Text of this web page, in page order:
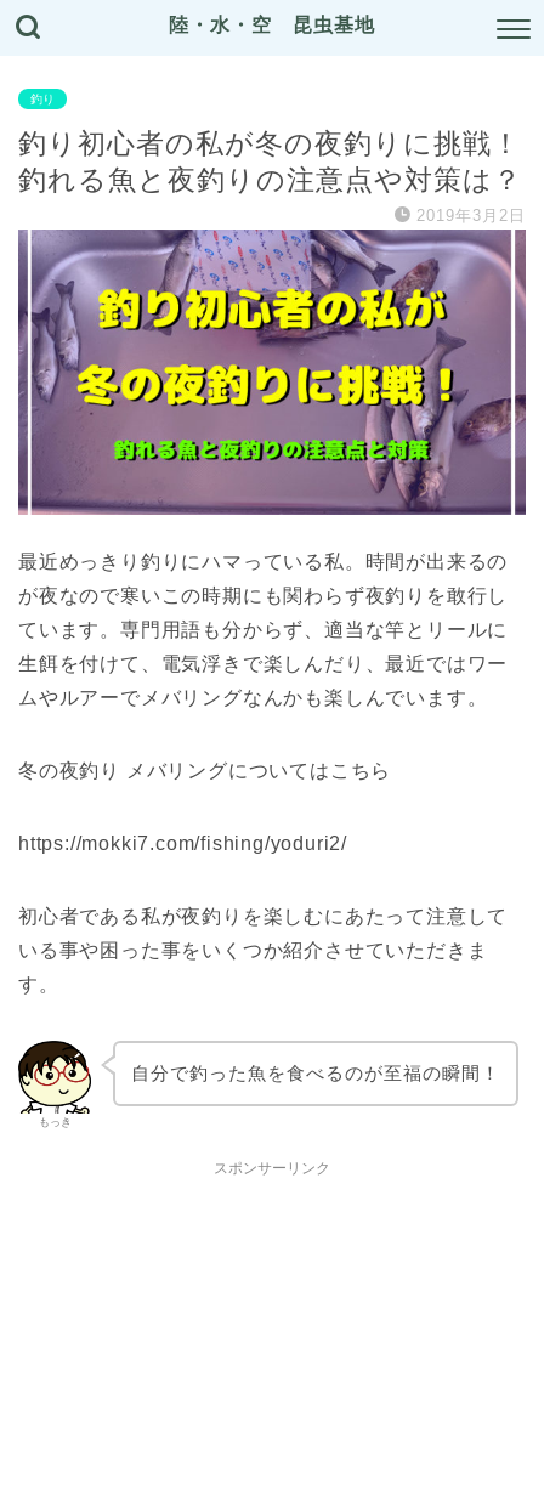
陸・水・空 昆虫基地
釣り
釣り初心者の私が冬の夜釣りに挑戦！
釣れる魚と夜釣りの注意点や対策は？
2019年3月2日
最近めっきり釣りにハマっている私。時間が出来るの
が夜なので寒いこの時期にも関わらず夜釣りを敢行し
ています。専門用語も分からず、適当な竿とリールに
生餌を付けて、電気浮きで楽しんだり、最近ではワー
ムやルアーでメバリングなんかも楽しんでいます。
冬の夜釣り メバリングについてはこちら
https://mokki7.com/fishing/yoduri2/
初心者である私が夜釣りを楽しむにあたって注意して
いる事や困った事をいくつか紹介させていただきま
す。
もっき
自分で釣った魚を食べるのが至福の瞬間！
スポンサーリンク